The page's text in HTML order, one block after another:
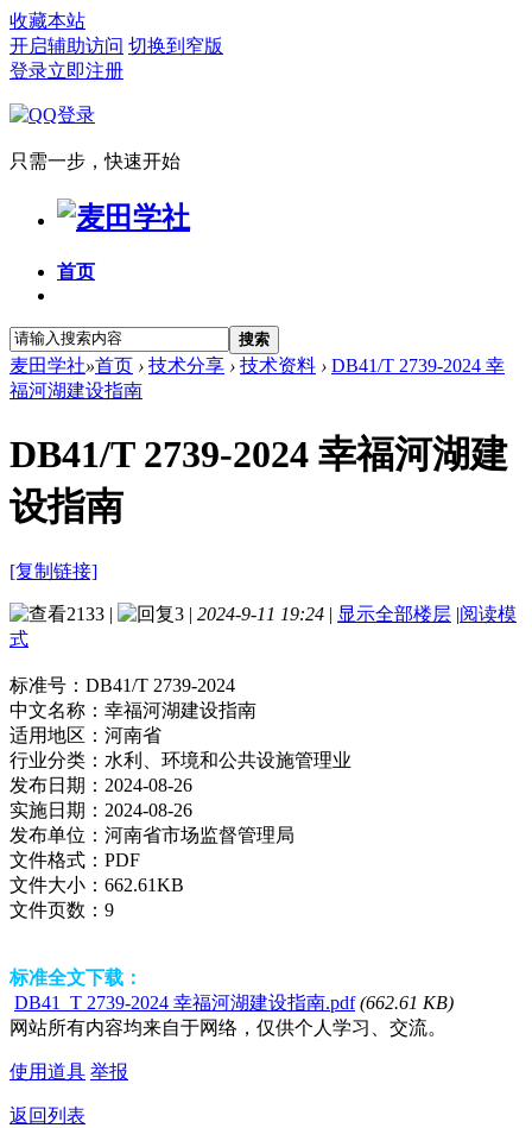
收藏本站
开启辅助访问 切换到窄版
登录立即注册
只需一步，快速开始
首页
搜索
麦田学社»首页 › 技术分享 › 技术资料 › DB41/T 2739-2024 幸
福河湖建设指南
DB41/T 2739-2024 幸福河湖建
设指南
[复制链接]
2133 | 3 | 2024-9-11 19:24 | 显示全部楼层 |阅读模
式
标准号： DB41/T 2739-2024
中文名称： 幸福河湖建设指南
适用地区： 河南省
行业分类： 水利、环境和公共设施管理业
发布日期： 2024-08-26
实施日期： 2024-08-26
发布单位： 河南省市场监督管理局
文件格式： PDF
文件大小： 662.61KB
文件页数： 9
标准全文下载：
DB41_T 2739-2024 幸福河湖建设指南.pdf (662.61 KB)
网站所有内容均来自于网络，仅供个人学习、交流。
使用道具 举报
返回列表